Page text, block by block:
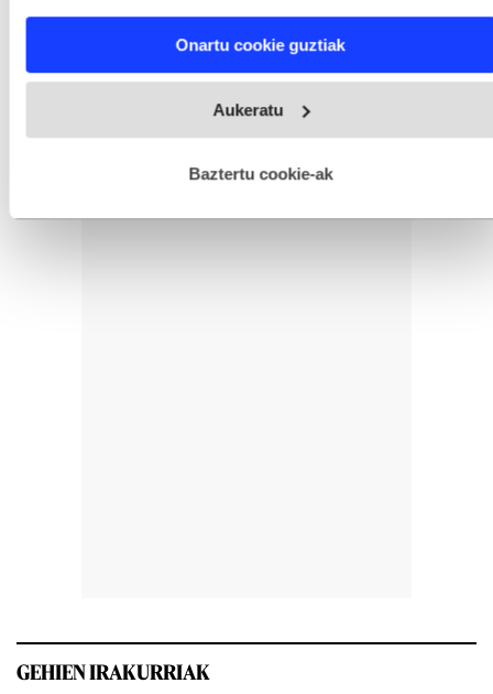
and set your preferences in thedetails section
fitxategiak erabiltzen ditu. Zure esperientzia eta zerbitzuak
esplizitua ematen diguzu.Gehiago irakurri
Onartu cookie guztiak
Aukeratu
Baztertu cookie-ak
GEHIEN IRAKURRIAK